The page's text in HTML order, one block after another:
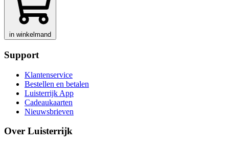
in winkelmand
Support
Klantenservice
Bestellen en betalen
Luisterrijk App
Cadeaukaarten
Nieuwsbrieven
Over Luisterrijk